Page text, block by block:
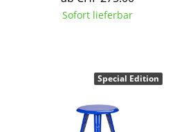
Sofort lieferbar
Special Edition